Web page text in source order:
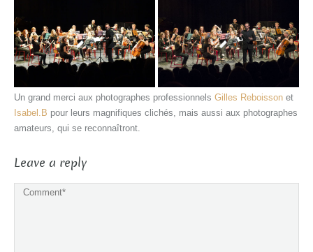
Un grand merci aux photographes professionnels Gilles Reboisson et
Isabel.B pour leurs magnifiques clichés, mais aussi aux photographes
amateurs, qui se reconnaîtront.
Leave a reply